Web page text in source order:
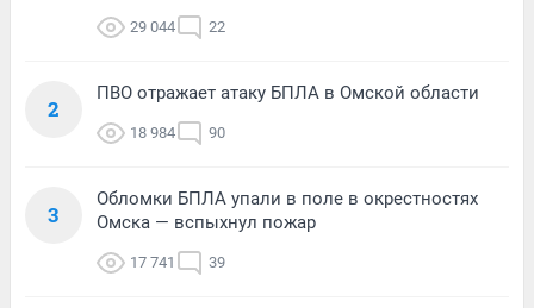
29 044 22
2
ПВО отражает атаку БПЛА в Омской области
18 984 90
3
Обломки БПЛА упали в поле в окрестностях
Омска — вспыхнул пожар
17 741 39